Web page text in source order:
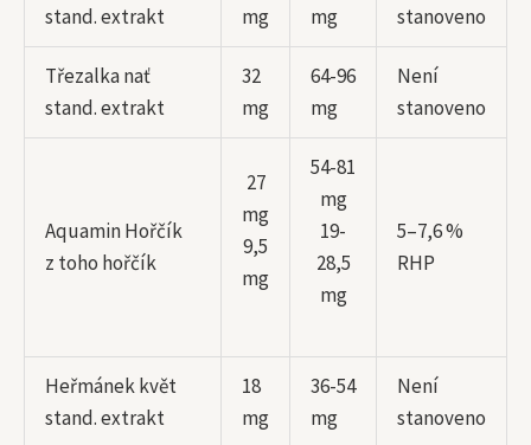
stand. extrakt
mg
mg
stanoveno
Třezalka nať
stand. extrakt
32
mg
64-96
mg
Není
stanoveno
Aquamin Hořčík
z toho hořčík
27
mg
9,5
mg
54-81
mg
19-
28,5
mg
5–7,6 %
RHP
Heřmánek květ
stand. extrakt
18
mg
36-54
mg
Není
stanoveno